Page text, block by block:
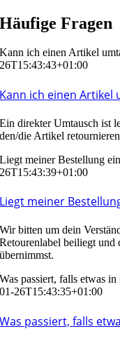
Häufige Fragen
Kann ich einen Artikel
26T15:43:43+01:00
Kann ich einen Artikel
Ein direkter Umtausch ist
den/die Artikel retournieren
Liegt meiner Bestellung
26T15:43:39+01:00
Liegt meiner
Wir bitten um dein
Retourenlabel beiliegt
übernimmst.
Was passiert, falls etwas
01-26T15:43:35+01:00
Was passiert, falls